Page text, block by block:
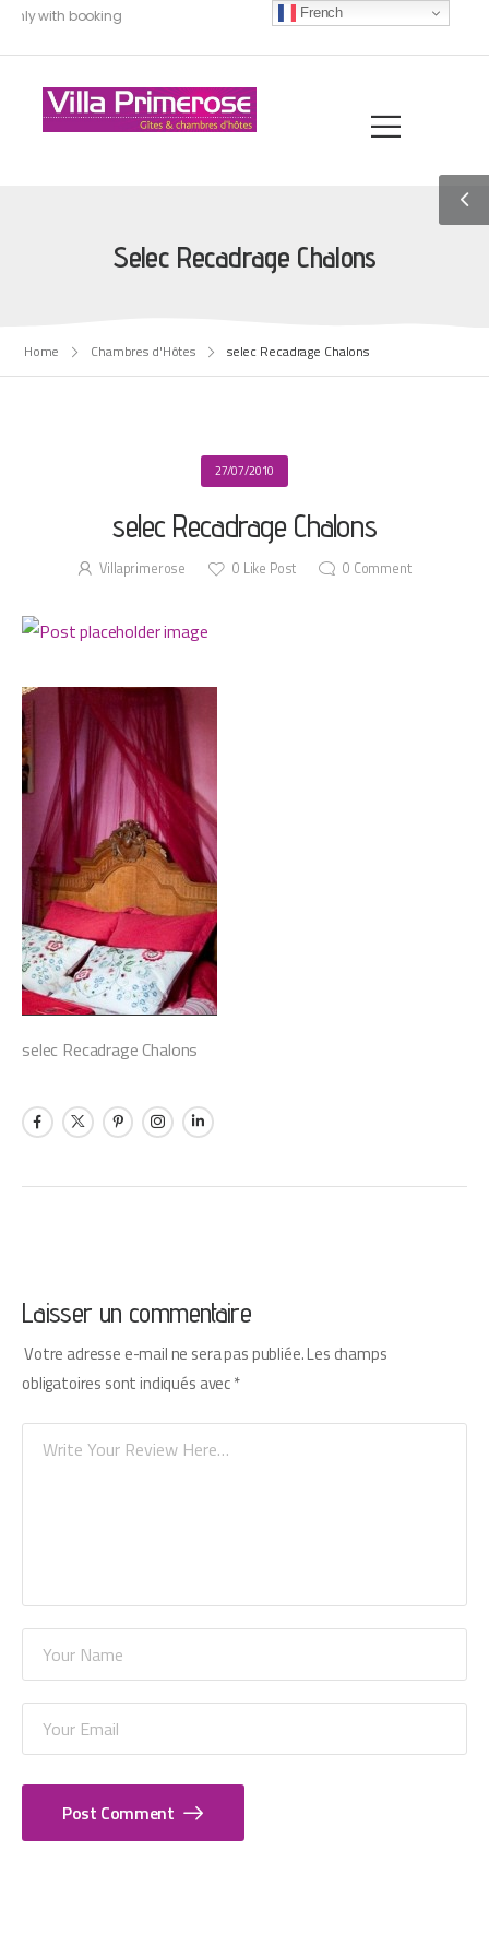
with booking
Selec Recadrage Chalons
Home Chambres d'Hôtes selec Recadrage Chalons
27/07/2010
selec Recadrage Chalons
Villaprimerose 0 Like Post 0 Comment
selec Recadrage Chalons
Laisser un commentaire
Votre adresse e-mail ne sera pas publiée.Les champs
obligatoires sont indiqués avec*
Post Comment
French